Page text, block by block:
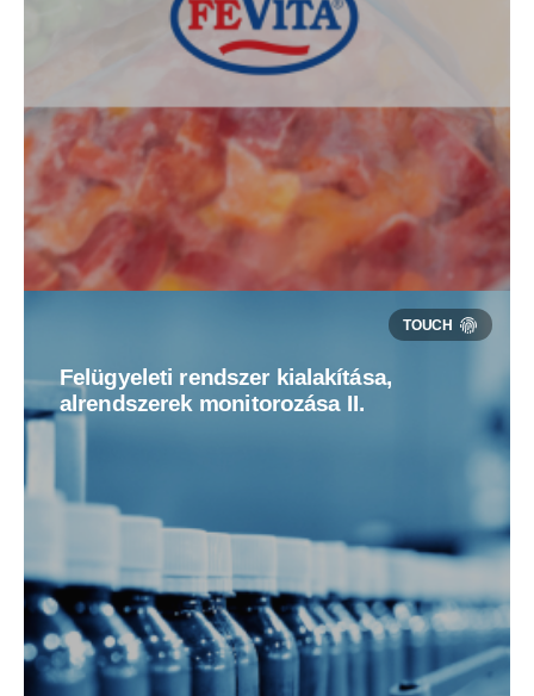
Felügyeleti rendszer kialakítása,
alrendszerek monitorozása II.